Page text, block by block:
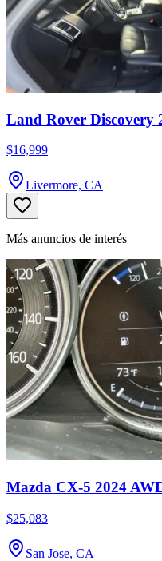
Land Rover Discovery
$16,999
Livermore, CA
Más anuncios de interés
Mazda CX-5 2024
$25,083
San Jose, CA